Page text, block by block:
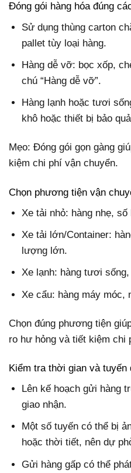
Đóng gói hàng hóa đúng
Sử dụng thùng carton
pallet tùy loại hàng.
Hàng dễ vỡ: bọc xốp,
chú “Hàng dễ vỡ”.
Hàng lạnh hoặc tươi
khô hoặc thiết bị bảo
Mẹo: Đóng gói gọn gàng
kiệm chi phí vận chuyển.
Chọn phương tiện vận
Xe tải nhỏ: hàng nhẹ,
Xe tải lớn/Container:
lượng lớn.
Xe lạnh: hàng tươi
Xe cẩu: hàng máy móc,
Chọn đúng phương tiện
ro hư hỏng và tiết kiệm chi
Kiểm tra thời gian và tuyến
Lên kế hoạch gửi hàng
giao nhận.
Một số tuyến có thể bị
hoặc thời tiết, nên dự
Gửi hàng gấp có thể